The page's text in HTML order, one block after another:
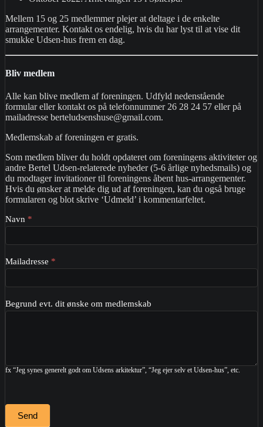
Mellem 15 og 25 medlemmer plejer at deltage i de enkelte
arrangementer. Kontakt os endelig, hvis du har lyst til at vise dit
smukke Udsen-hus frem en dag.
Bliv medlem
Alle kan blive medlem af foreningen. Udfyld nedenstående
formular eller kontakt os på telefonnummer 26 28 24 57 eller på
mailadresse berteludsenshuse@gmail.com.
Medlemskab af foreningen er gratis.
Som medlem bliver du holdt opdateret om foreningens aktiviteter og
andre Bertel Udsen-relaterede nyheder (5-6 årlige nyhedsmails) og
du modtager invitationer til foreningens åbent hus-arrangementer.
Hvis du ønsker at melde dig ud af foreningen, kan du også bruge
formularen og blot skrive ‘Udmeld’ i kommentarfeltet.
Indmeld
i
Navn *
Mailadresse *
Begrund evt. dit ønske om medlemskab
fx “Jeg synes generelt godt om Udsens arkitektur”, “Jeg ejer selv et Udsen-hus”, etc.
Send